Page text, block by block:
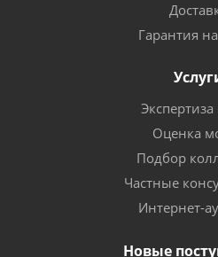
Гарантия
Оценка
Подбор
Частные
Интернет-
Новые